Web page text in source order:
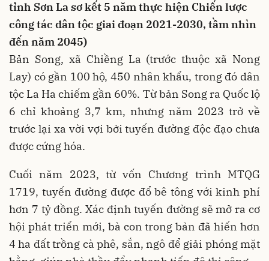
tỉnh Sơn La sơ kết 5 năm thực hiện Chiến lược
công tác dân tộc giai đoạn 2021-2030, tầm nhìn
đến năm 2045)
Bản Song, xã Chiềng La (trước thuộc xã Nong
Lay) có gần 100 hộ, 450 nhân khẩu, trong đó dân
tộc La Ha chiếm gần 60%. Từ bản Song ra Quốc lộ
6 chỉ khoảng 3,7 km, nhưng năm 2023 trở về
trước lại xa vời vợi bởi tuyến đường độc đạo chưa
được cứng hóa.
Cuối năm 2023, từ vốn Chương trình MTQG
1719, tuyến đường được đổ bê tông với kinh phí
hơn 7 tỷ đồng. Xác định tuyến đường sẽ mở ra cơ
hội phát triển mới, bà con trong bản đã hiến hơn
4 ha đất trồng cà phê, sắn, ngô để giải phóng mặt